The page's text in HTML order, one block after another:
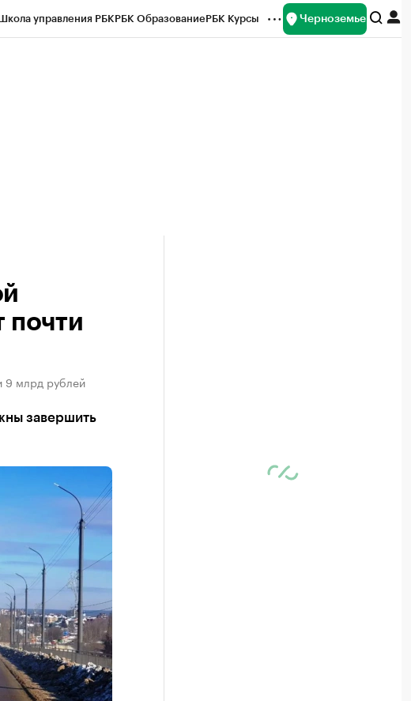
управления РБКРБК ОбразованиеРБК Курсы Черноземье
почти
9 млрд рублей
завершить